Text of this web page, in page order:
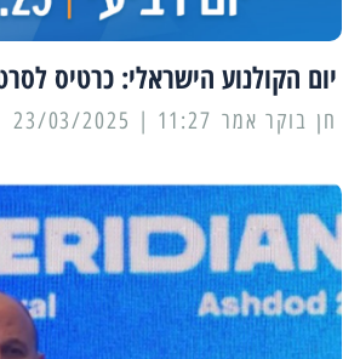
יום הקולנוע הישראלי: כרטיס לסרט ב-
11:27 | 23/03/2025